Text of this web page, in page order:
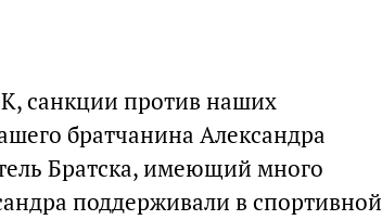
санкции против наших
братчанина Александра
Братска, имеющий много
поддерживали в спортивной